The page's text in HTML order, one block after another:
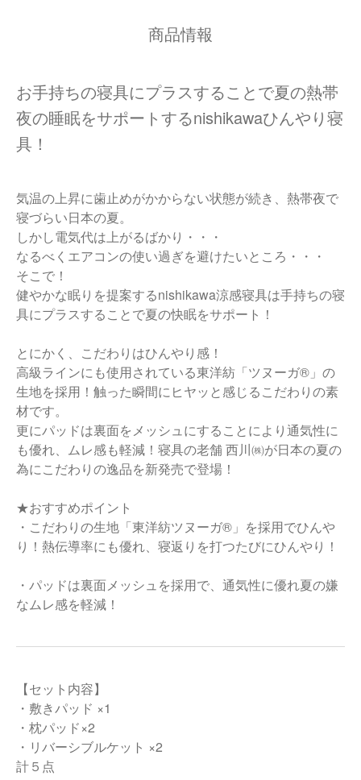
商品情報
お手持ちの寝具にプラスすることで夏の熱帯
夜の睡眠をサポートするnishikawaひんやり寝
具！
気温の上昇に歯止めがかからない状態が続き、熱帯夜で
寝づらい日本の夏。
しかし電気代は上がるばかり・・・
なるべくエアコンの使い過ぎを避けたいところ・・・
そこで！
健やかな眠りを提案するnishikawa涼感寝具は手持ちの寝
具にプラスすることで夏の快眠をサポート！
とにかく、こだわりはひんやり感！
高級ラインにも使用されている東洋紡「ツヌーガ®」の
生地を採用！触った瞬間にヒヤッと感じるこだわりの素
材です。
更にパッドは裏面をメッシュにすることにより通気性に
も優れ、ムレ感も軽減！寝具の老舗 西川㈱が日本の夏の
為にこだわりの逸品を新発売で登場！
★おすすめポイント
・こだわりの生地「東洋紡ツヌーガ®」を採用でひんや
り！熱伝導率にも優れ、寝返りを打つたびにひんやり！
・パッドは裏面メッシュを採用で、通気性に優れ夏の嫌
なムレ感を軽減！
【セット内容】
・敷きパッド ×1
・枕パッド×2
・リバーシブルケット ×2
計５点